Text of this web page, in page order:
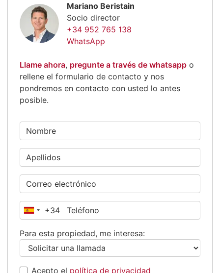
Mariano Beristain
Socio director
+34 952 765 138
WhatsApp
Llame ahora, pregunte a través de whatsapp o
rellene el formulario de contacto y nos
pondremos en contacto con usted lo antes
posible.
España
+34
Para esta propiedad, me interesa:
Acepto el política de privacidad